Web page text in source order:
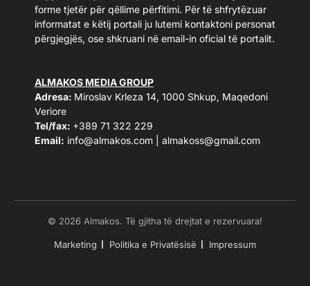
forme tjetër për qëllime përfitimi. Për të shfrytëzuar
informatat e këtij portali ju lutemi kontaktoni personat
përgjegjës, ose shkruani në email-in oficial të portalit.
ALMAKOS MEDIA GROUP
Adresa: Miroslav Krleza 14, 1000 Shkup, Maqedoni
Veriore
Tel/fax: +389 71 322 229
Email: info@almakos.com almakoss@gmail.com
© 2026 Almakos. Të gjitha të drejtat e rezervuara!
Marketing Politika e Privatësisë Impressum